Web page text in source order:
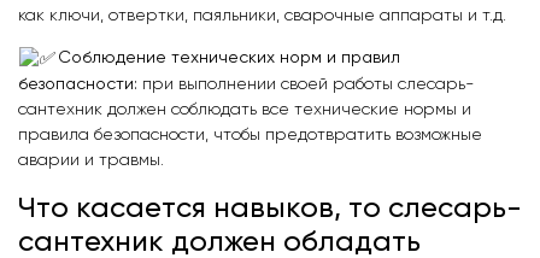
как ключи, отвертки, паяльники, сварочные аппараты и т.д.
Соблюдение технических норм и правил
безопасности: при выполнении своей работы слесарь-
сантехник должен соблюдать все технические нормы и
правила безопасности, чтобы предотвратить возможные
аварии и травмы.
Что касается навыков, то слесарь-
сантехник должен обладать